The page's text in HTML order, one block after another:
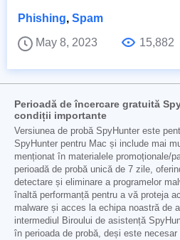
Phishing, Spam
May 8, 2023
15,882
Perioadă de încercare gratuită
condiții importante
Versiunea de probă SpyHunter este
SpyHunter pentru Mac și include mai
menționat în materialele promoționale/
perioadă de probă unică de 7 zile,
detectare și eliminare a programelor
înaltă performanță pentru a vă proteja
malware și acces la echipa noastră de
intermediul Biroului de asistență
în perioada de probă, deși este